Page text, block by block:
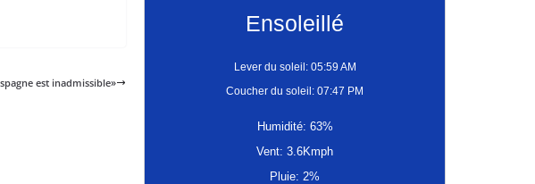
est inadmissible»
Ensoleillé
Lever du soleil: 05:59 AM
Coucher du soleil: 07:47 PM
Humidité: 63%
Vent: 3.6Kmph
Pluie: 2%